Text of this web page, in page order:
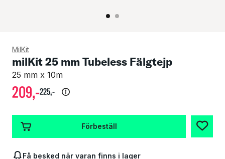
MilKit
milKit 25 mm Tubeless Fälgtejp
25 mm x 10m
209,-225,-
Förbeställ
Få besked när varan finns i lager